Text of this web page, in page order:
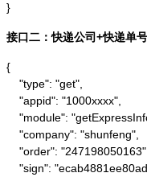
}
接口二：快递公司+快递单号
{
    "type": "get",
    "appid": "1000xxxx",
"module":
    "company": "shunfeng",
"order":
"sign":